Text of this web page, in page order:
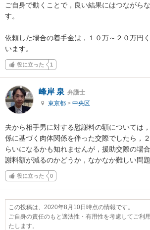
ご自身で動くことで，良い結果にはつながら
す。
依頼した場合の着手金は，１０万～２０万円
います。
役に立った 1
峰岸 泉 弁護士
東京都 > 中央区
夫から相手男に対する慰謝料の額については
係に基づく肉体関係を伴った交際でしたら，
らいになるかも知れませんが，援助交際の場
謝料額が減るのかどうか，なかなか難しい問
役に立った 0
この投稿は、2020年8月10日時点の情報です。
ご自身の責任のもと適法性・有用性を考慮してご利
たします。